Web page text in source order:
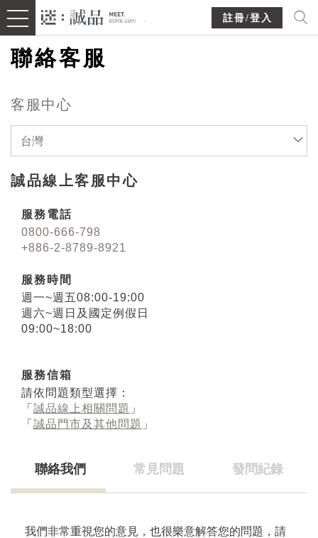
註冊/登入
聯絡客服
客服中心
台灣
誠品線上客服中心
服務電話
0800-666-798
+886-2-8789-8921
服務時間
週一~週五08:00-19:00
週六~週日及國定例假日
09:00~18:00
服務信箱
請依問題類型選擇：
「 誠品線上相關問題 」
「 誠品門市及其他問題 」
聯絡我們 常見問題 發問紀錄
我們非常重視您的意見，也很樂意解答您的問題，請